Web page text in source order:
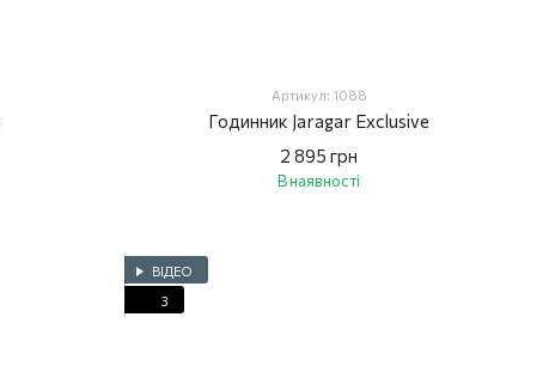
Артикул: 1088
Годинник Jaragar Exclusive
2 895 грн
В наявності
ВІДЕО
3